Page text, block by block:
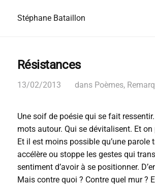
Stéphane Bataillon
Résistances
13/02/2013 dans Poèmes,
Une soif de poésie qui se fait
mots autour. Qui se dévitalisent. Et
Et il est moins possible qu’une parole
accélère ou stoppe les gestes qui
sentiment d’avoir à se positionner.
Mais contre quoi ? Contre quel mur ?